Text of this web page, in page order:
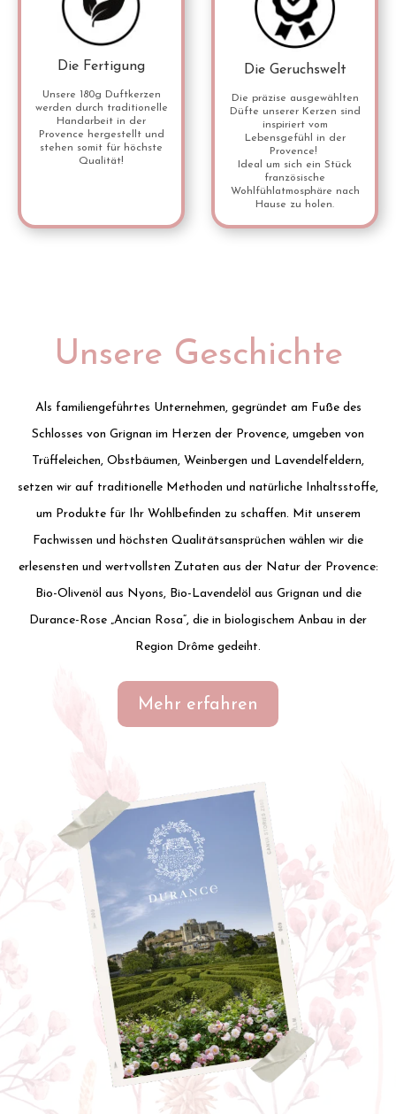
Die Fertigung
Unsere 180g Duftkerzen
werden durch traditionelle
Handarbeit in der
Provence hergestellt und
stehen somit für höchste
Qualität!
Die Geruchswelt
Die präzise ausgewählten
Düfte unserer Kerzen sind
inspiriert vom
Lebensgefühl in der
Provence!
Ideal um sich ein Stück
französische
Wohlfühlatmosphäre nach
Hause zu holen.
Unsere Geschichte
Als familiengeführtes Unternehmen, gegründet am Fuße des
Schlosses von Grignan im Herzen der Provence, umgeben von
Trüffeleichen, Obstbäumen, Weinbergen und Lavendelfeldern,
setzen wir auf traditionelle Methoden und natürliche Inhaltsstoffe,
um Produkte für Ihr Wohlbefinden zu schaffen. Mit unserem
Fachwissen und höchsten Qualitätsansprüchen wählen wir die
erlesensten und wertvollsten Zutaten aus der Natur der Provence:
Bio-Olivenöl aus Nyons, Bio-Lavendelöl aus Grignan und die
Durance-Rose „Ancian Rosa“, die in biologischem Anbau in der
Region Drôme gedeiht.
Mehr erfahren